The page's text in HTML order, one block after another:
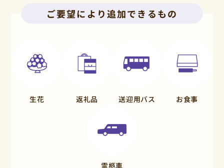
ご要望により追加できるもの
生花 返礼品 送迎用バス お食事
霊柩車